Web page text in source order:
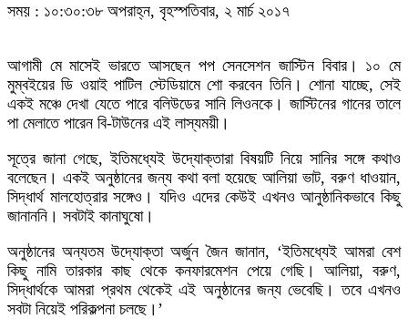
সময় : ১০:৩০:৩৮ অপরাহ্ন, বৃহস্পতিবার, ২ মার্চ ২০১৭
আগামী মে মাসেই ভারতে আসছেন পপ সেনসেশন জাস্টিন বিবার। ১০ মে
মুম্বইয়ের ডি ওয়াই পাটিল স্টেডিয়ামে শো করবেন তিনি। শোনা যাচ্ছে, সেই
একই মঞ্চে দেখা যেতে পারে বলিউডের সানি লিওনকে। জাস্টিনের গানের তালে
পা মেলাতে পারেন বি-টাউনের এই লাস্যময়ী।
সূত্রে জানা গেছে, ইতিমধ্যেই উদ্যোক্তারা বিষয়টি নিয়ে সানির সঙ্গে কথাও
বলেছেন। একই অনুষ্ঠানের জন্য কথা বলা হয়েছে আলিয়া ভাট, বরুণ ধাওয়ান,
সিদ্ধার্থ মালহোত্রার সঙ্গেও। যদিও এদের কেউই এখনও আনুষ্ঠানিকভাবে কিছু
জানাননি। সবটাই কানাঘুষো।
অনুষ্ঠানের অন্যতম উদ্যোক্তা অর্জুন জৈন জানান, ‘ইতিমধ্যেই আমরা বেশ
কিছু নামি তারকার কাছ থেকে কনফারমেশন পেয়ে গেছি। আলিয়া, বরুণ,
সিদ্ধার্থকে আমরা প্রথম থেকেই এই অনুষ্ঠানের জন্য ভেবেছি। তবে এখনও
সবটা নিয়েই পরিকল্পনা চলছে।’